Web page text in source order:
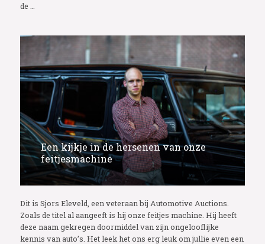
de …
Een kijkje in de hersenen van onze
feitjesmachine
Dit is Sjors Eleveld, een veteraan bij Automotive Auctions.
Zoals de titel al aangeeft is hij onze feitjes machine. Hij heeft
deze naam gekregen doormiddel van zijn ongelooflijke
kennis van auto’s. Het leek het ons erg leuk om jullie even een